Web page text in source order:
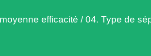
efficacité /04. Type de